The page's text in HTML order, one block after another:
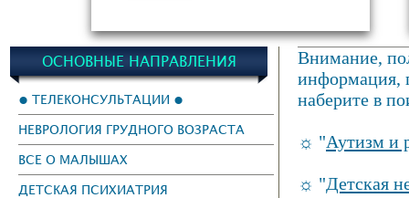
ОСНОВНЫЕ НАПРАВЛЕНИЯ
● ТЕЛЕКОНСУЛЬТАЦИИ ●
НЕВРОЛОГИЯ ГРУДНОГО ВОЗРАСТА
ВСЕ О МАЛЫШАХ
ДЕТСКАЯ ПСИХИАТРИЯ
Внимание,
информация,
наберите в
☼ "Аутизм и
☼ "Детская